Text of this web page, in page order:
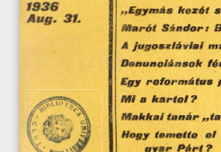
1936
Aug.  31.
„Egymás  kezét
Marót  Sándor:
A jugoszláviai
Denunoiánsok
Egy református
M i a  kartel ?
Makkai tanár „
Hogy  temette
gyar  Párt ?